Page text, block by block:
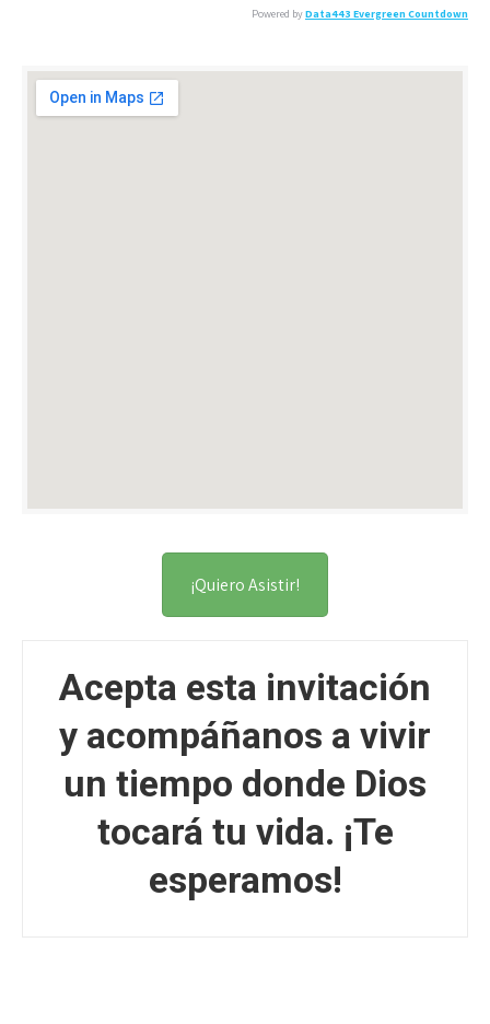
Powered byData443 Evergreen Countdown
¡Quiero Asistir!
Acepta esta invitación
y acompáñanos a vivir
un tiempo donde Dios
tocará tu vida. ¡Te
esperamos!